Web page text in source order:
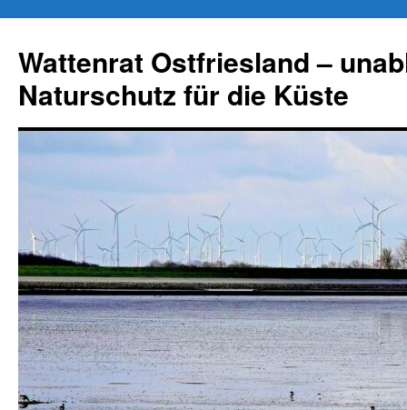
springen
Wattenrat Ostfriesland –
Naturschutz für die Küste